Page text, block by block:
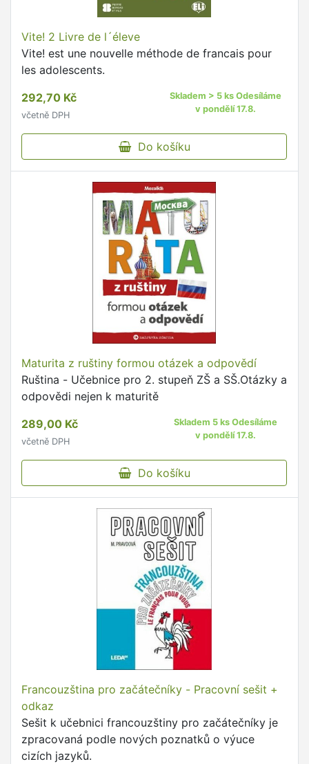
Vite! 2 Livre de l´éleve
Vite! est une nouvelle méthode de francais pour
les adolescents.
292,70 Kč
včetně DPH
Skladem > 5 ks Odesíláme
v pondělí 17.8.
Do košíku
Maturita z ruštiny formou otázek a odpovědí
Ruština - Učebnice pro 2. stupeň ZŠ a SŠ.Otázky a
odpovědi nejen k maturitě
289,00 Kč
včetně DPH
Skladem 5 ks Odesíláme
v pondělí 17.8.
Do košíku
Francouzština pro začátečníky - Pracovní sešit +
odkaz
Sešit k učebnici francouzštiny pro začátečníky je
zpracovaná podle nových poznatků o výuce
cizích jazyků.